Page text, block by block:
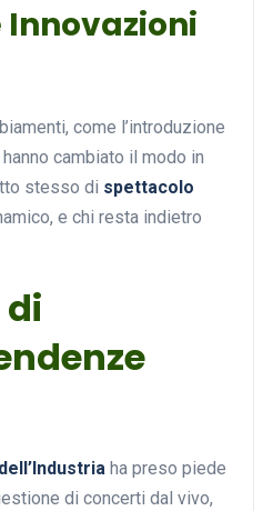
come l’introduzione
cambiato il modo in
stesso di spettacolo
e chi resta indietro
di
ha preso piede
di concerti dal vivo,